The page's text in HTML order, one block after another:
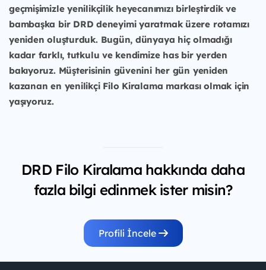
geçmişimizle yenilikçilik heyecanımızı birleştirdik ve
bambaşka bir DRD deneyimi yaratmak üzere rotamızı
yeniden oluşturduk. Bugün, dünyaya hiç olmadığı
kadar farklı, tutkulu ve kendimize has bir yerden
bakıyoruz. Müşterisinin güvenini her gün yeniden
kazanan en yenilikçi Filo Kiralama markası olmak için
yaşıyoruz.
DRD Filo Kiralama hakkında daha
fazla bilgi edinmek ister misin?
Profili İncele